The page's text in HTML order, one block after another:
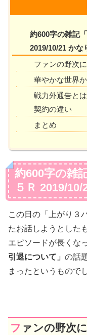
約600字の雑記
2019/10/21 かな
ファンの野次
華やかな世界
戦力外通告と
契約の違い
まとめ
約600字の雑
５Ｒ 2019/
この日の「上がり３
たお話しようとした
エピソードが長くな
引退について」 の話
まったというもので
ファンの野次に監督が応えるいい時代で